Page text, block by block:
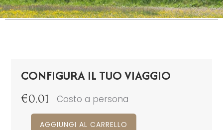
CONFIGURA IL TUO VIAGGIO
€0.01 Costo a persona
AGGIUNGI AL CARRELLO